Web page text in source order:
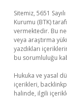
Sitemiz, 5651
Kurumu (BTK)
vermektedir. Bu
veya araştırma
yazdıkları
bu sorumluluğu
Hukuka ve yasal
içerikleri,
halinde, ilgili